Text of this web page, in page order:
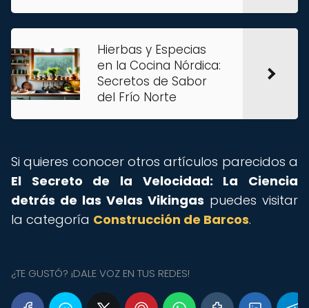
Hierbas y Especias
en la Cocina Nórdica:
Secretos de Sabor
del Frío Norte
Si quieres conocer otros artículos parecidos a
El Secreto de la Velocidad: La Ciencia
detrás de las Velas Vikingas puedes visitar
la categoría Construcción de Barcos.
¿TE GUSTÓ? ¡DALE VOZ EN TUS REDES!